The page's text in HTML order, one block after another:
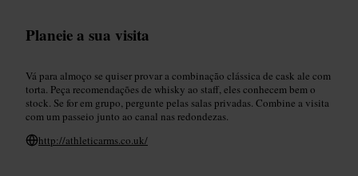
Planeie a sua visita
Vá para almoço se quiser provar a combinação clássica de cask ale com
torta. Peça recomendações de whisky ao staff, eles conhecem bem o
stock. Se for em grupo, pergunte pelas salas privadas. Combine a visita
com um passeio junto ao canal nas redondezas.
http://athleticarms.co.uk/